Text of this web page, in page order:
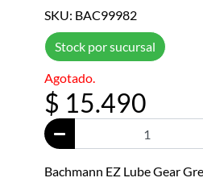
SKU: BAC99982
Stock por sucursal
Agotado.
$ 15.490
Bachmann EZ Lube Gear